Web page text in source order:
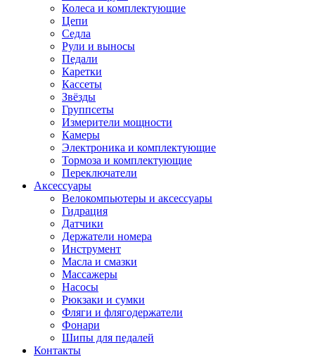
Колеса и комплектующие
Цепи
Седла
Рули и выносы
Педали
Каретки
Кассеты
Звёзды
Группсеты
Измерители мощности
Камеры
Электроника и комплектующие
Тормоза и комплектующие
Переключатели
Аксессуары
Велокомпьютеры и аксессуары
Гидрация
Датчики
Держатели номера
Инструмент
Масла и смазки
Массажеры
Насосы
Рюкзаки и сумки
Фляги и флягодержатели
Фонари
Шипы для педалей
Контакты